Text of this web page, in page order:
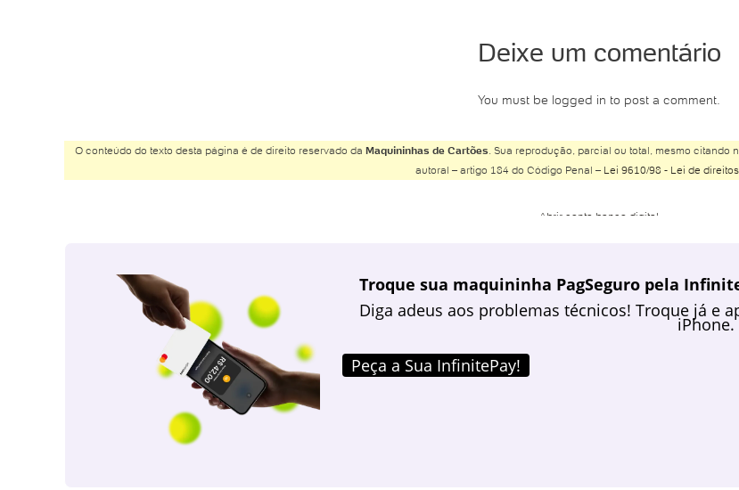
Deixe um comentário
You must be logged in to post a comment.
O conteúdo do texto desta página é de direito reservado da Maquininhas de Cartões . Sua reprodução, parcial ou total, mesmo
autoral – artigo 184 do Código Penal – Lei 9610/98 - Lei de
Abrir conta banco digital
Abrir conta Banco Safra
Abrir conta BMG
Troque sua maquininha PagSeguro pela
Diga adeus aos problemas técnicos! Troque já e
iPhone.
Peça a Sua InfinitePay!